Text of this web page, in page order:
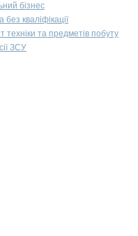
бізнес
без кваліфікації
техніки та предметів побуту
ЗСУ